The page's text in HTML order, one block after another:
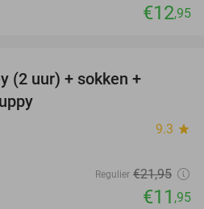
€12,95
(2 uur) + sokken +
9.3 star
Regulier €21,95
€11 ,95